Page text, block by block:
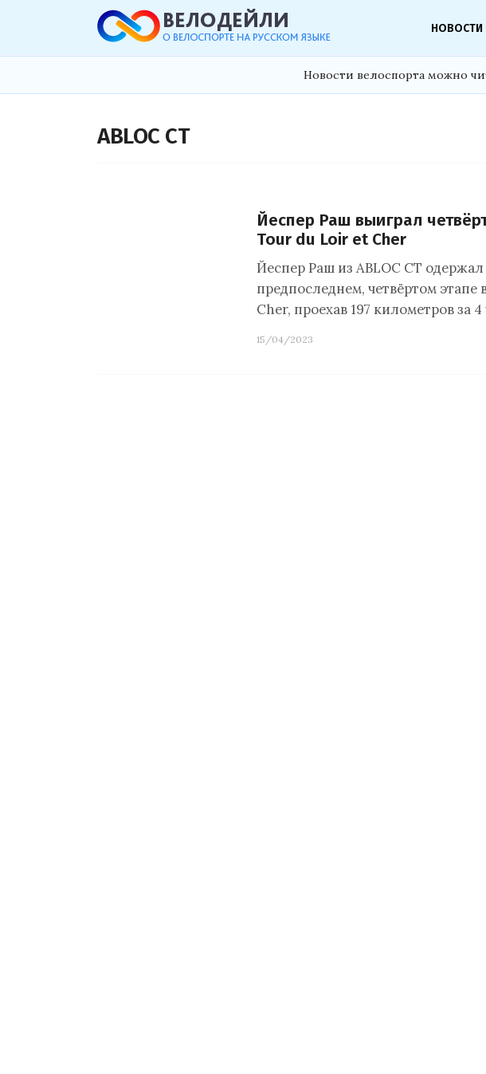
НОВОСТИ
Новости велоспорта можно
ABLOC CT
Йеспер Раш выиграл
Tour du Loir et Cher
Йеспер Раш из ABLOC CT
предпоследнем, четвёртом
Cher, проехав 197 километров за
15/04/2023